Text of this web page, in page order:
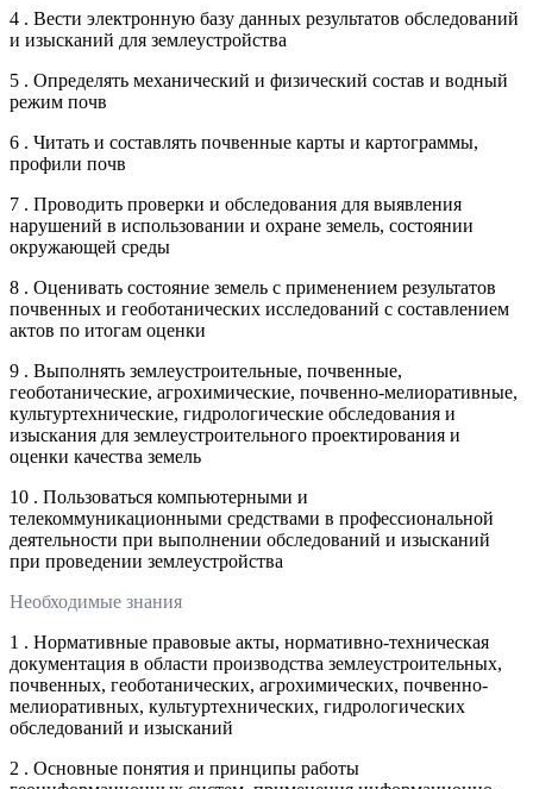
4 . Вести электронную базу данных результатов обследований
и изысканий для землеустройства
5 . Определять механический и физический состав и водный
режим почв
6 . Читать и составлять почвенные карты и картограммы,
профили почв
7 . Проводить проверки и обследования для выявления
нарушений в использовании и охране земель, состоянии
окружающей среды
8 . Оценивать состояние земель с применением результатов
почвенных и геоботанических исследований с составлением
актов по итогам оценки
9 . Выполнять землеустроительные, почвенные,
геоботанические, агрохимические, почвенно-мелиоративные,
культуртехнические, гидрологические обследования и
изыскания для землеустроительного проектирования и
оценки качества земель
10 . Пользоваться компьютерными и
телекоммуникационными средствами в профессиональной
деятельности при выполнении обследований и изысканий
при проведении землеустройства
Необходимые знания
1 . Нормативные правовые акты, нормативно-техническая
документация в области производства землеустроительных,
почвенных, геоботанических, агрохимических, почвенно-
мелиоративных, культуртехнических, гидрологических
обследований и изысканий
2 . Основные понятия и принципы работы